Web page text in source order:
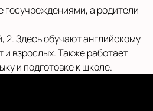
госучреждениями, а родители
2. Здесь обучают английскому
и взрослых. Также работает
и подготовке к школе.